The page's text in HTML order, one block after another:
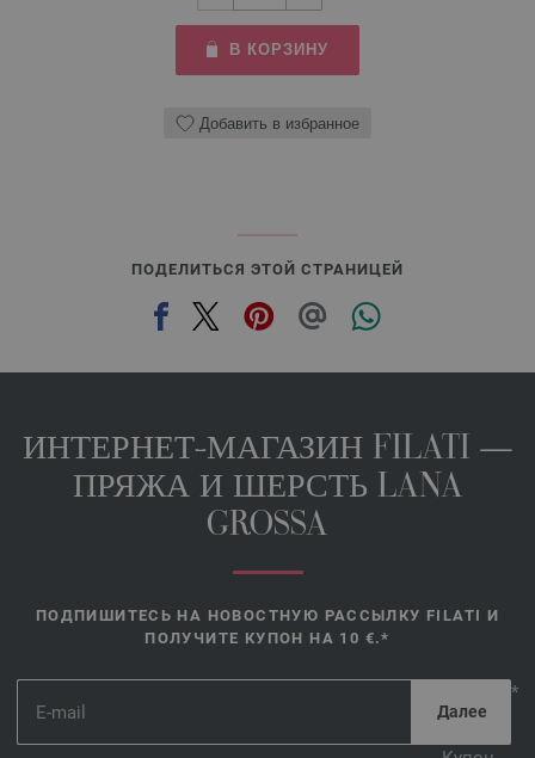
В КОРЗИНУ
Добавить в избранное
ПОДЕЛИТЬСЯ ЭТОЙ СТРАНИЦЕЙ
ИНТЕРНЕТ-МАГАЗИН FILATI —
ПРЯЖА И ШЕРСТЬ LANA
GROSSA
ПОДПИШИТЕСЬ НА НОВОСТНУЮ РАССЫЛКУ FILATI И
ПОЛУЧИТЕ КУПОН НА 10 €.*
*